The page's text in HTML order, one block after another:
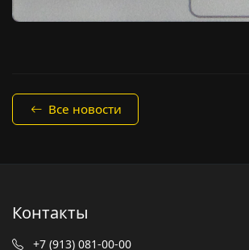
Все новости
Контакты
+7 (913) 081-00-00